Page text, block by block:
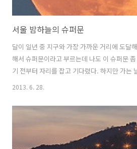
서울 밤하늘의 슈퍼문
달이 일년 중 지구와 가장 가까운 거리에 도달
해서 슈퍼문이라고 부르는데 나도 이 슈퍼문
기 전부터 자리를 잡고 기다렸다. 하지만 가는
뿌연 헤이즈가 잔뜩 끼는 바람에 지평선부터 올
서 마음 속으로 그리고 있던 구도로 담는데 차
히 그 뿌연 하늘 사이로 모습을 나타내서 간신
도 잠시 이내 구름 뒤로 숨고 말아버렸다.다음
크다고 하니 한달만 참고 기다리는 수 밖에...
2013. 6. 28.